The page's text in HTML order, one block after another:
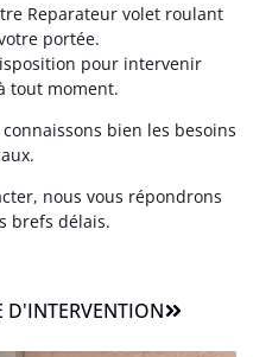
Reparateur volet roulant
portée.
pour intervenir
tout moment.
bien les besoins
nous vous répondrons
brefs délais.
D'INTERVENTION